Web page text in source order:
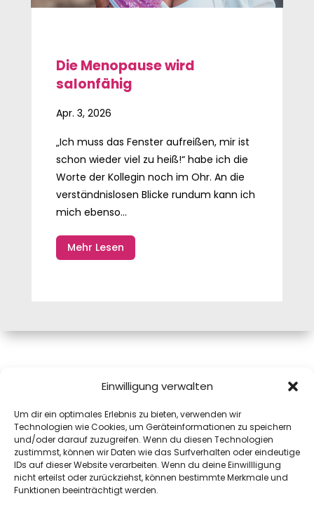
Einwilligung verwalten
Um dir ein optimales Erlebnis zu bieten, verwenden wir
Technologien wie Cookies, um Geräteinformationen zu speichern
und/oder darauf zuzugreifen. Wenn du diesen Technologien
zustimmst, können wir Daten wie das Surfverhalten oder eindeutige
IDs auf dieser Website verarbeiten. Wenn du deine Einwillligung
nicht erteilst oder zurückziehst, können bestimmte Merkmale und
Funktionen beeinträchtigt werden.
Die Menopause wird
salonfähig
Apr. 3, 2026
„Ich muss das Fenster aufreißen, mir ist
schon wieder viel zu heiß!“ habe ich die
Worte der Kollegin noch im Ohr. An die
verständnislosen Blicke rundum kann ich
mich ebenso...
Mehr Lesen
5020 Salzburg
mail@monika.pink
+43(0)664 8311972
Datenschutz
Impressum